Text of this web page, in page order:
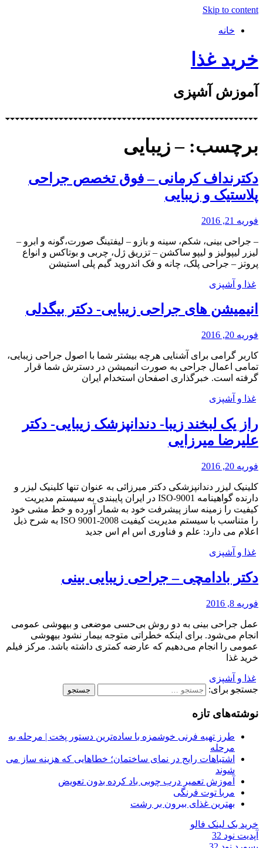
Skip to content
خانه
خرید غذا
آموزش آشپزی
برچسب: – زیبایی
دکترنداف کرمانی – فوق تخصص جراحی
پلاستیک و زیبایی
فوریه 21, 2016
– جراحی بینی، شکم، سینه و بازو – لیفتینگ صورت،گونه و ابرو –
لیزر لیپولیز و لیپو ساکشن – تزریق ژل، چربی و بوتاکس و انواع
پروتز – جراحی پلک، چانه و فک اندروید گیم پلی استیشن
غذا و آشپزی
انیمیشن های جراحی زیبایی- دکتر بیگدلی
فوریه 20, 2016
کاربر گرامی برای آشنایی هرچه بیشتر شما با اصول جراحی زیبایی،
تمامی اعمال جراحی به صورت انیمیشن در دسترش شما قرار
گرفته است. خبرگذاری اصفحان استخدام ایران
غذا و آشپزی
راز یک لبخند زیبا- دندانپزشک زیبایی- دکتر
علیرضا میرزایی
فوریه 20, 2016
کلینیک لیزر دندانپزشکی دکتر میرزائی به عنوان تنها کلینیک لیزر و
دارنده گواهینامه 9001-ISO در ایران پایبندی به سیستم مدیریت
کیفیت را زمینه ساز پیشرفت خود به شمار آورده و خط مشی خود
را متناسب با سیستم مدیریت کیفیت 2008-9001 ISO به شرح ذیل
اعلام می دارد: علم و فناوری اس ام اس جدید
غذا و آشپزی
دکتر بادامچی – جراحی زیبایی بینی
فوریه 8, 2016
عمل جراحی بینی به دو روش بی‌حسی موضعی و بیهوشی عمومی
انجام می‌شود. برای اینکه خطراتی متوجه بیمار نشود بیهوشی
عمومی را انجام می‌دهیم که عارضه کمتری داشته باشد. مرکز فیلم
خرید غذا
غذا و آشپزی
جستجو برای:
نوشته‌های تازه
طرز تهیه فرنی خوشمزه با ساده‌ترین دستور پخت | مرحله به
مرحله
اشتباهات رایج در نمای ساختمان؛ خطاهایی که هزینه ساز می
شوند
آموزش تعمیر درب چوبی باد کرده بدون تعویض
مربا توت فرنگی
بهترین غذای بیرون بر رشت
خرید بک لینک فالو
آپدیت نود 32